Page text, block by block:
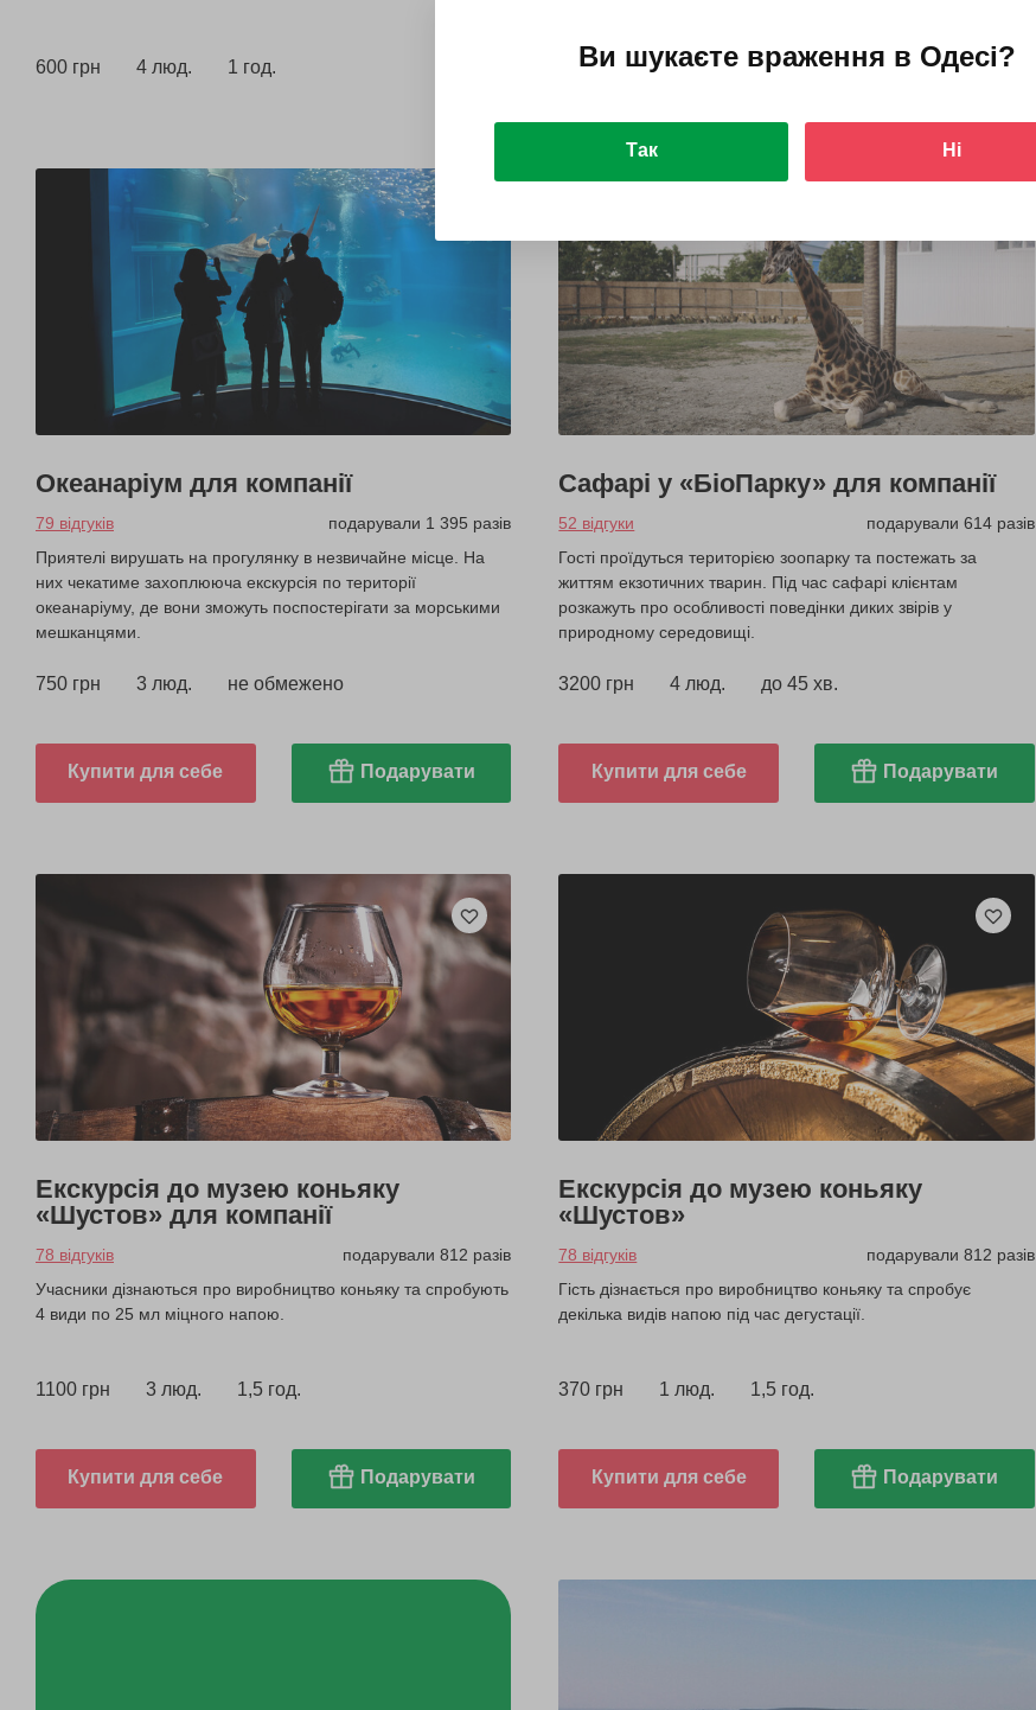
600 грн 4 люд. 1 год. Купити для себе Подарувати
Океанаріум для компанії
79 відгуків
подарували 1 395 разів
Приятелі вирушать на прогулянку в незвичайне місце. На
них чекатиме захоплююча екскурсія по території
океанаріуму, де вони зможуть поспостерігати за морськими
мешканцями.
750 грн 3 люд. не обмежено
Купити для себе Подарувати
Сафарі у «БіоПарку» для компанії
52 відгуки
подарували 614 разів
Гості проїдуться територією зоопарку та постежать за
життям екзотичних тварин. Під час сафарі клієнтам
розкажуть про особливості поведінки диких звірів у
природному середовищі.
3200 грн 4 люд. до 45 хв.
Купити для себе Подарувати
Екскурсія до музею коньяку
«Шустов» для компанії
78 відгуків
подарували 812 разів
Учасники дізнаються про виробництво коньяку та спробують
4 види по 25 мл міцного напою.
1100 грн 3 люд. 1,5 год.
Купити для себе Подарувати
Екскурсія до музею коньяку
«Шустов»
78 відгуків
подарували 812 разів
Гість дізнається про виробництво коньяку та спробує
декілька видів напою під час дегустації.
370 грн 1 люд. 1,5 год.
Купити для себе Подарувати
Ви шукаєте враження в Одесі?
Так Ні